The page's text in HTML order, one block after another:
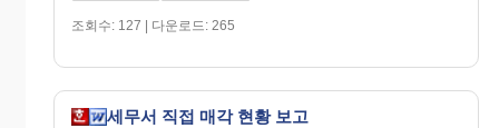
조회수: 127 | 다운로드: 265
세무서 직접 매각 현황 보고